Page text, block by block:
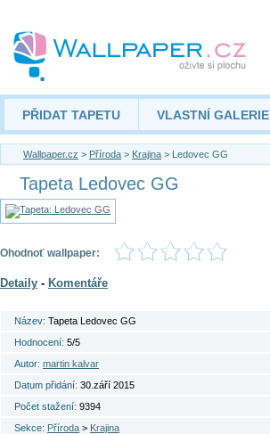
PŘIDAT TAPETU VLASTNÍ GALERIE
Wallpaper.cz > Příroda > Krajina > Ledovec GG
Tapeta Ledovec GG
Ohodnoť wallpaper:
Detaily - Komentáře
Název: Tapeta Ledovec GG
Hodnocení: 5/5
Autor: martin kalvar
Datum přidání: 30.září 2015
Počet stažení: 9394
Sekce: Příroda > Krajina